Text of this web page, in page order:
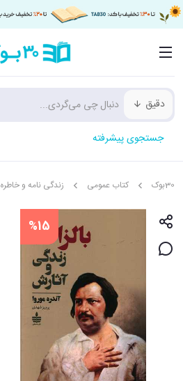
دقیق
جستجوی پیشرفته
30بوک کتاب عمومی زندگی نامه و خاطره
%15